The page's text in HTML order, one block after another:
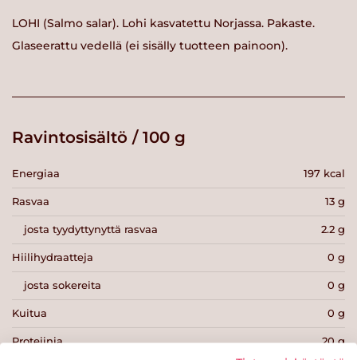
LOHI (Salmo salar). Lohi kasvatettu Norjassa. Pakaste.
Glaseerattu vedellä (ei sisälly tuotteen painoon).
Ravintosisältö / 100 g
Energiaa 197 kcal
Rasvaa 13 g
josta tyydyttynyttä rasvaa 2.2 g
Hiilihydraatteja 0 g
josta sokereita 0 g
Kuitua 0 g
Proteiinia 20 g